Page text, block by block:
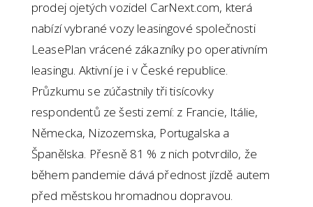
prodej ojetých vozidel CarNext.com, která
nabízí vybrané vozy leasingové společnosti
LeasePlan vrácené zákazníky po operativním
leasingu. Aktivní je i v České republice.
Průzkumu se zúčastnily tři tisícovky
respondentů ze šesti zemí: z Francie, Itálie,
Německa, Nizozemska, Portugalska a
Španělska. Přesně 81 % z nich potvrdilo, že
během pandemie dává přednost jízdě autem
před městskou hromadnou dopravou.